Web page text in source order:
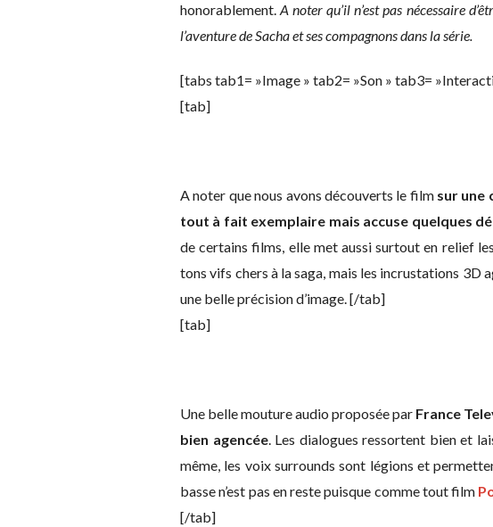
honorablement.A noter qu’il n’est pas nécessaire
l’aventure de Sacha et ses compagnons dans la série.
[tabs tab1= »Image » tab2= »Son » tab3=
[tab]
A noter que nous avons découverts le filmsur une
tout à fait exemplaire mais accuse quelques
de certains films, elle met aussi surtout en relief
tons vifs chers à la saga, mais les incrustations 3D
une belle précision d’image. [/tab]
[tab]
Une belle mouture audio proposée par France
bien agencée. Les dialogues ressortent bien et
même, les voix surrounds sont légions et
basse n’est pas en reste puisque comme tout film
[/tab]